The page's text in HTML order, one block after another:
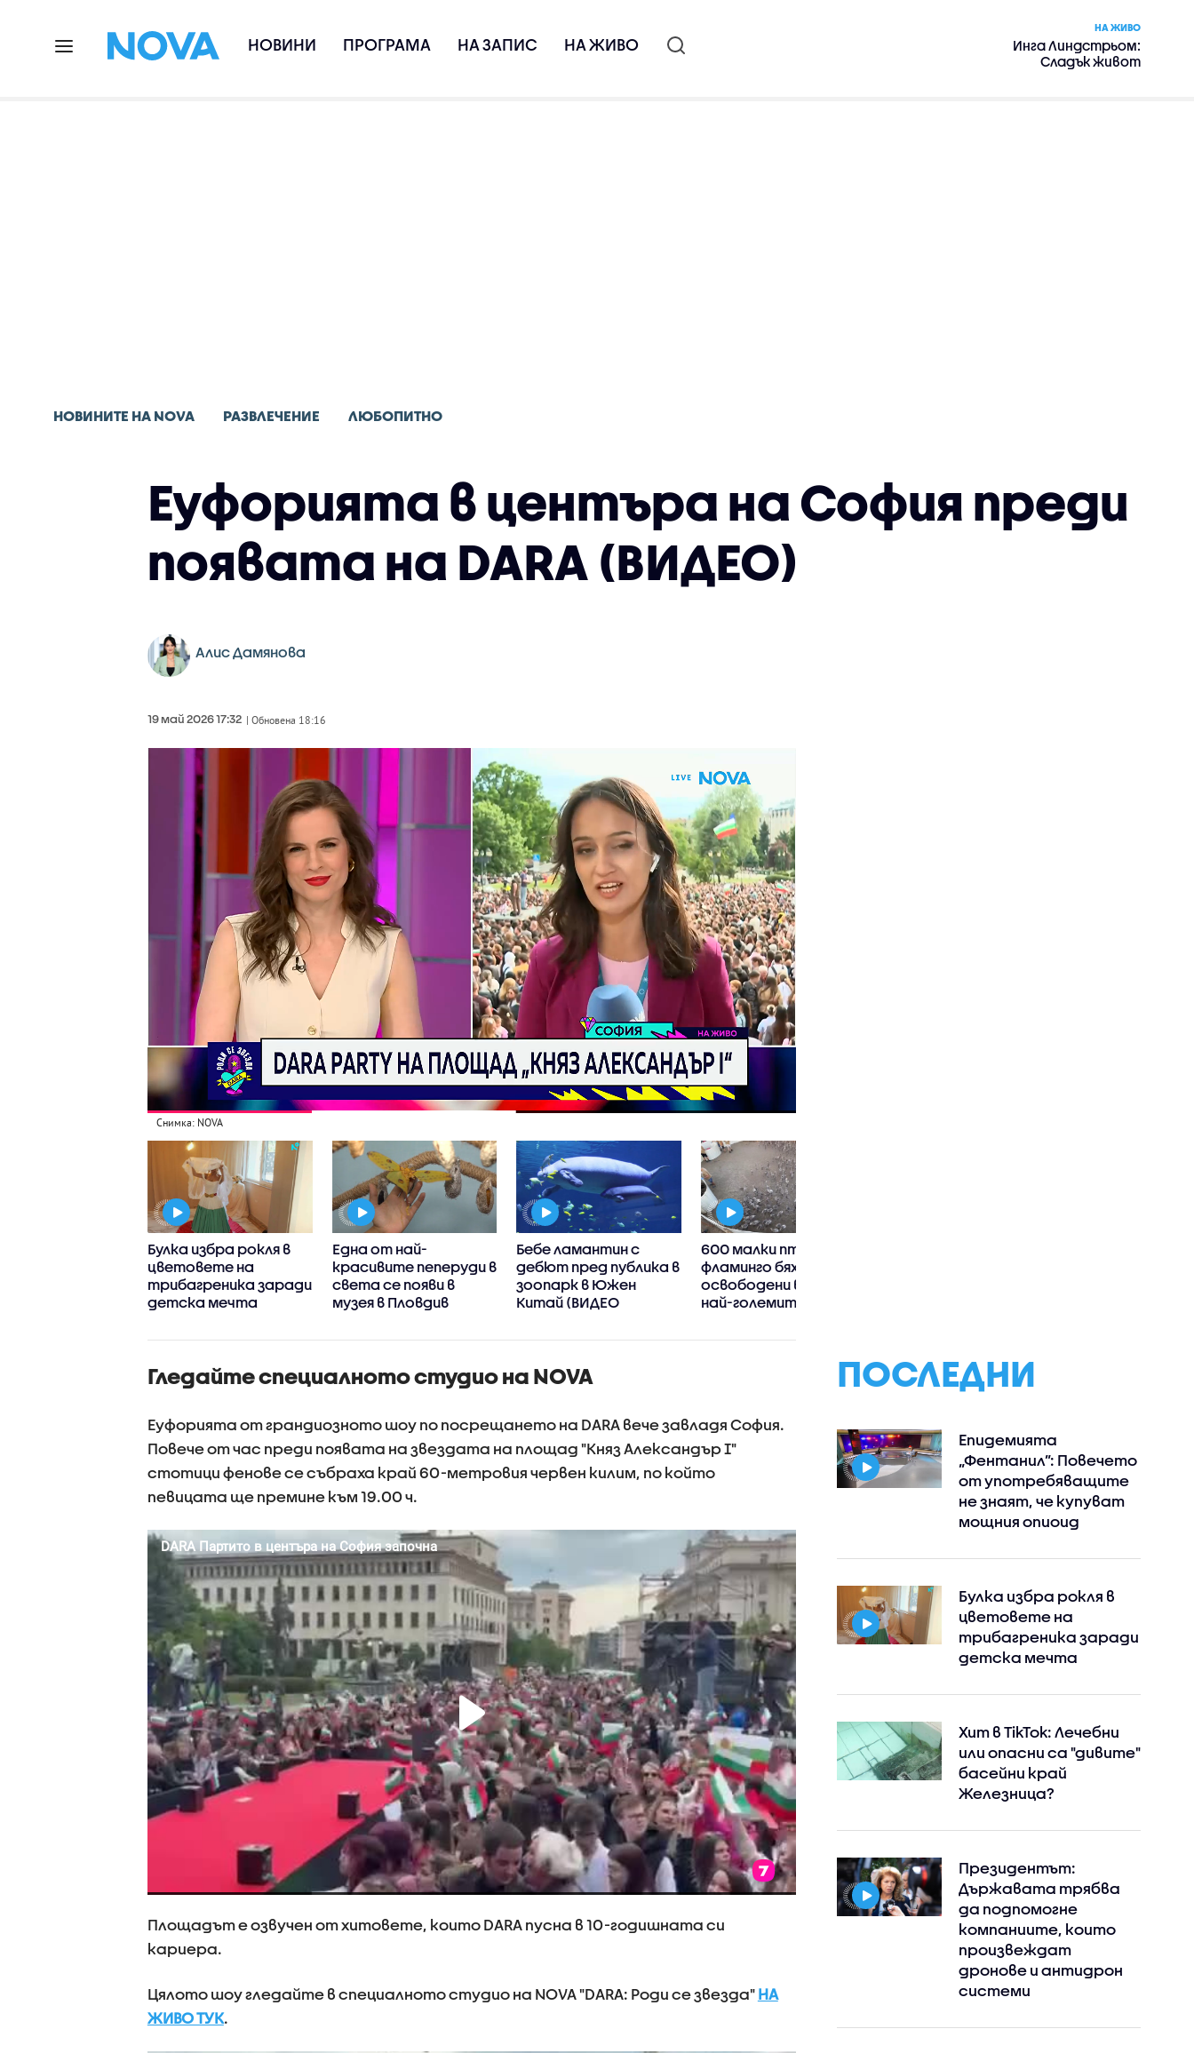
НОВИНИ ПРОГРАМА НА ЗАПИС НА ЖИВО
НА ЖИВО
Инга Линдстрьом:
Сладък живот
НОВИНИТЕ НА NOVA РАЗВЛЕЧЕНИЕ ЛЮБОПИТНО
Еуфорията в центъра на София преди
появата на DARA (ВИДЕО)
Алис Дамянова
19 май 2026 17:32 | Обновена 18:16
Снимка: NOVA
Булка избра рокля в
цветовете на
трибагреника заради
детска мечта
Една от най-
красивите пеперуди в
света се появи в
музея в Пловдив
Бебе ламантин с
дебют пред публика в
зоопарк в Южен
Китай (ВИДЕО
600 малки птици
фламинго бяха
освободени в една от
най-големите
(ВИДЕО)
Гледайте специалното студио на NOVA
Еуфорията от грандиозното шоу по посрещането на DARA вече завладя София.
Повече от час преди появата на звездата на площад "Княз Александър I"
стотици фенове се събраха край 60-метровия червен килим, по който
певицата ще премине към 19.00 ч.
Площадът е озвучен от хитовете, които DARA пусна в 10-годишната си
кариера.
Цялото шоу гледайте в специалното студио на NOVA "DARA: Роди се звезда" НА
ЖИВО ТУК.
ПОСЛЕДНИ
Епидемията
„Фентанил”: Повечето
от употребяващите
не знаят, че купуват
мощния опиоид
Булка избра рокля в
цветовете на
трибагреника заради
детска мечта
Хит в TikTok: Лечебни
или опасни са "дивите"
басейни край
Железница?
Президентът:
Държавата трябва
да подпомогне
компаниите, които
произвеждат
дронове и антидрон
системи